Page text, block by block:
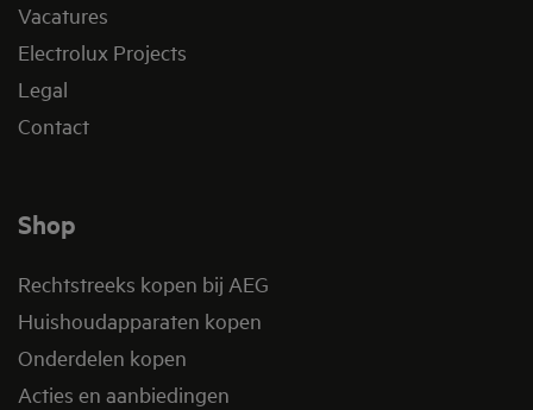
Vacatures
Electrolux Projects
Legal
Contact
Shop
Rechtstreeks kopen bij AEG
Huishoudapparaten kopen
Onderdelen kopen
Acties en aanbiedingen